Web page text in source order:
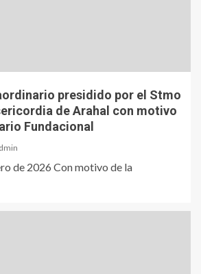
presidido por el Stmo
de Arahal con motivo
Fundacional
de 2026 Con motivo de la